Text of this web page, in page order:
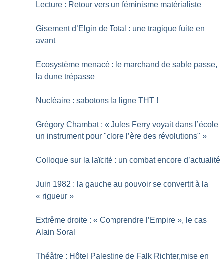
Lecture : Retour vers un féminisme matérialiste
Gisement d’Elgin de Total : une tragique fuite en
avant
Ecosystème menacé : le marchand de sable passe,
la dune trépasse
Nucléaire : sabotons la ligne THT !
Grégory Chambat : « Jules Ferry voyait dans l’école
un instrument pour "clore l’ère des révolutions" »
Colloque sur la laïcité : un combat encore d’actualité
Juin 1982 : la gauche au pouvoir se convertit à la
« rigueur »
Extrême droite : « Comprendre l’Empire », le cas
Alain Soral
Théâtre : Hôtel Palestine de Falk Richter,mise en